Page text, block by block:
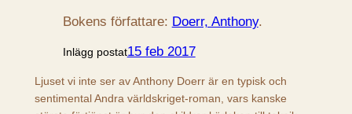
Bokens författare: Doerr, Anthony.
Inlägg postat15 feb 2017
Ljuset vi inte ser av Anthony Doerr är en typisk och
sentimental Andra världskriget-roman, vars kanske